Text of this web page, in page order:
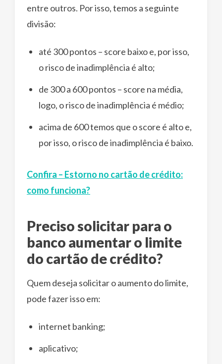
entre outros. Por isso, temos a seguinte
divisão:
até 300 pontos – score baixo e, por isso,
o risco de inadimplência é alto;
de 300 a 600 pontos – score na média,
logo, o risco de inadimplência é médio;
acima de 600 temos que o score é alto e,
por isso, o risco de inadimplência é baixo.
Confira – Estorno no cartão de crédito:
como funciona?
Preciso solicitar para o
banco aumentar o limite
do cartão de crédito?
Quem deseja solicitar o aumento do limite,
pode fazer isso em:
internet banking;
aplicativo;